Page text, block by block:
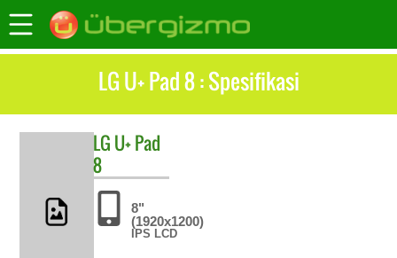
LG U+ Pad 8 : Spesifikasi
LG U+ Pad
8
8"
(1920x1200)
IPS LCD